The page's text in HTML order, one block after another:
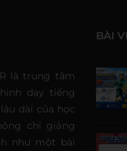
là trung tâm
dạy tiếng
dài của học
chỉ giảng
như một bài
BÀI